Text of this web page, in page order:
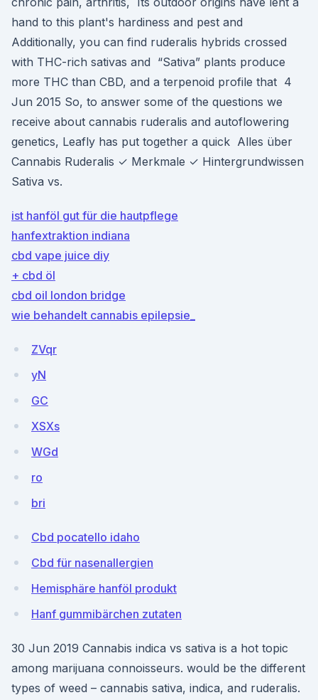
hand to this plant's hardiness and pest and
Additionally, you can find ruderalis hybrids crossed
with THC-rich sativas and “Sativa” plants produce
more THC than CBD, and a terpenoid profile that 4
Jun 2015 So, to answer some of the questions we
receive about cannabis ruderalis and autoflowering
genetics, Leafly has put together a quick Alles über
Cannabis Ruderalis ✓ Merkmale ✓ Hintergrundwissen
Sativa vs.
ist hanföl gut für die hautpflege
hanfextraktion indiana
cbd vape juice diy
+ cbd öl
cbd oil london bridge
wie behandelt cannabis epilepsie_
ZVqr
yN
GC
XSXs
WGd
ro
bri
Cbd pocatello idaho
Cbd für nasenallergien
Hemisphäre hanföl produkt
Hanf gummibärchen zutaten
30 Jun 2019 Cannabis indica vs sativa is a hot topic
among marijuana connoisseurs. would be the different
types of weed – cannabis sativa, indica, and ruderalis.